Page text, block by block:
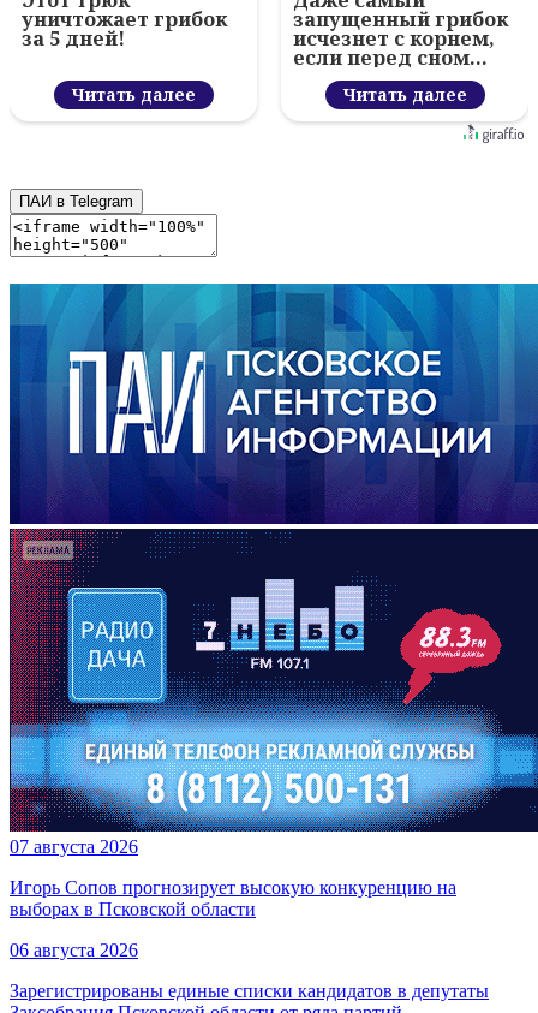
уничтожает грибок
за 5 дней!
Читать далее
запущенный грибок
исчезнет с корнем,
если перед сном…
Читать далее
ПАИ в Telegram
07 августа 2026
Игорь Сопов прогнозирует высокую конкуренцию на
выборах в Псковской области
06 августа 2026
Зарегистрированы единые списки кандидатов в депутаты